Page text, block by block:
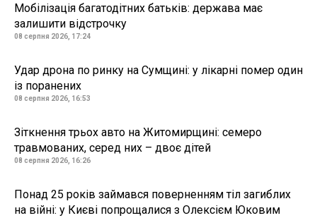
Мобілізація багатодітних батьків: держава має
залишити відстрочку
08 серпня 2026, 17:24
Удар дрона по ринку на Сумщині: у лікарні помер один
із поранених
08 серпня 2026, 16:53
Зіткнення трьох авто на Житомирщині: семеро
травмованих, серед них – двоє дітей
08 серпня 2026, 16:26
Понад 25 років займався поверненням тіл загиблих
на війні: у Києві попрощалися з Олексієм Юковим